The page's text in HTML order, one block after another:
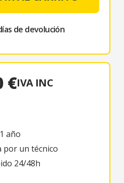
de devolución
€IVA INC
año
por un técnico
24/48h